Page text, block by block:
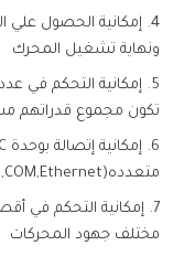
إمكانية الحصول علي
ونهاية تشغيل المحرك
إمكانية التحكم في
تكون مجموع قدراتهم
متعدده(COM,Ethernet,......)
إمكانية التحكم في
مختلف جهود المحركات